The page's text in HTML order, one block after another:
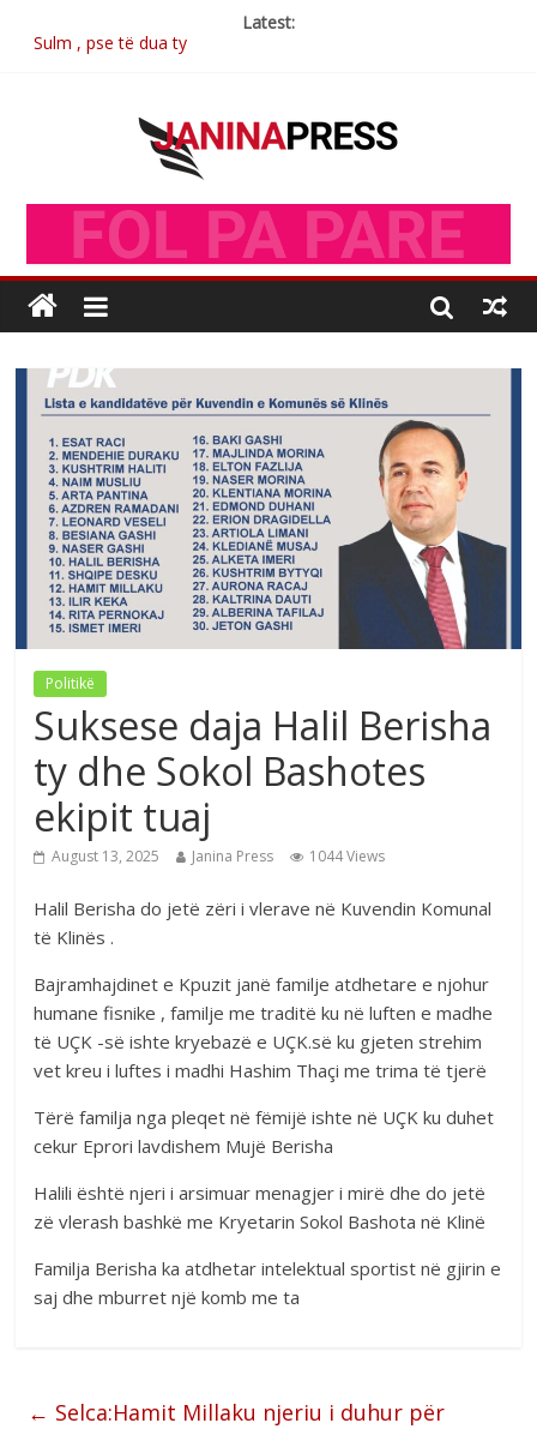
Latest:
Sulm , pse të dua ty
Postim me vlera nga artistja e mirëfilltë Mimoza Gjoni
Brahim Çekaj njē veprimtar i respektuar i çeshtjës kombëtare
Politikë
Suksese daja Halil Berisha
ty dhe Sokol Bashotes
ekipit tuaj
August 13, 2025 Janina Press 1044 Views
Halil Berisha do jetë zëri i vlerave në Kuvendin Komunal
të Klinës .
Bajramhajdinet e Kpuzit janë familje atdhetare e njohur
humane fisnike , familje me traditë ku në luften e madhe
të UÇK -së ishte kryebazë e UÇK.së ku gjeten strehim
vet kreu i luftes i madhi Hashim Thaçi me trima të tjerë
Tërë familja nga pleqet në fëmijë ishte në UÇK ku duhet
cekur Eprori lavdishem Mujë Berisha
Halili është njeri i arsimuar menagjer i mirë dhe do jetë
zë vlerash bashkë me Kryetarin Sokol Bashota në Klinë
Familja Berisha ka atdhetar intelektual sportist në gjirin e
saj dhe mburret një komb me ta
← Selca:Hamit Millaku njeriu i duhur për